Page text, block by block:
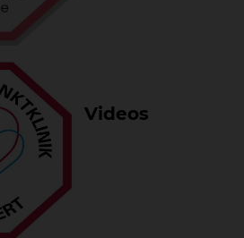
Videos